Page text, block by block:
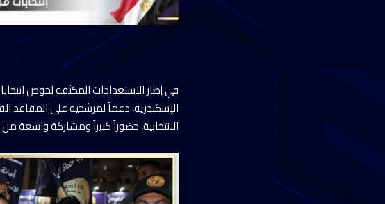
الإسكندرية، دعماً لمرشحيه على المقاعد
الانتخابية، حضوراً كبيراً ومشاركة واسعة